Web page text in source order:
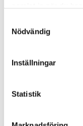
Nödvändig
Inställningar
Statistik